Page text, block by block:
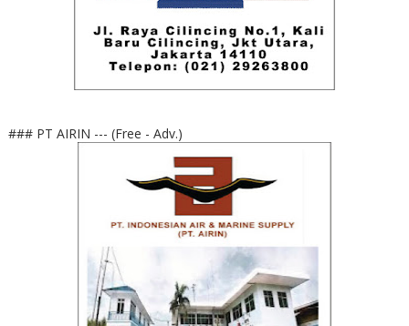
### PT AIRIN --- (Free - Adv.)